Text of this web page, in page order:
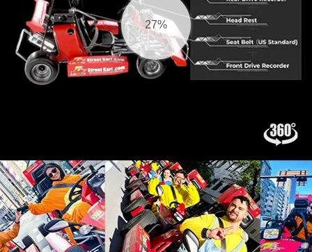
27%